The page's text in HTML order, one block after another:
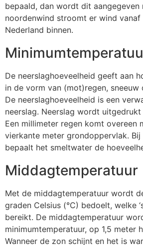
bepaald, dan wordt dit aangegeven
noordenwind stroomt er wind vanaf
Nederland binnen.
De neerslaghoeveelheid geeft aan
in de vorm van (mot)regen, sneeuw
De neerslaghoeveelheid is een
neerslag. Neerslag wordt
Een millimeter regen komt overeen
vierkante meter grondoppervlak. Bij
bepaalt het smeltwater de
Middagtemperatuur
Met de middagtemperatuur wordt
graden Celsius (°C) bedoelt, welke
bereikt. De middagtemperatuur
minimumtemperatuur, op 1,5 meter
Wanneer de zon schijnt en het is